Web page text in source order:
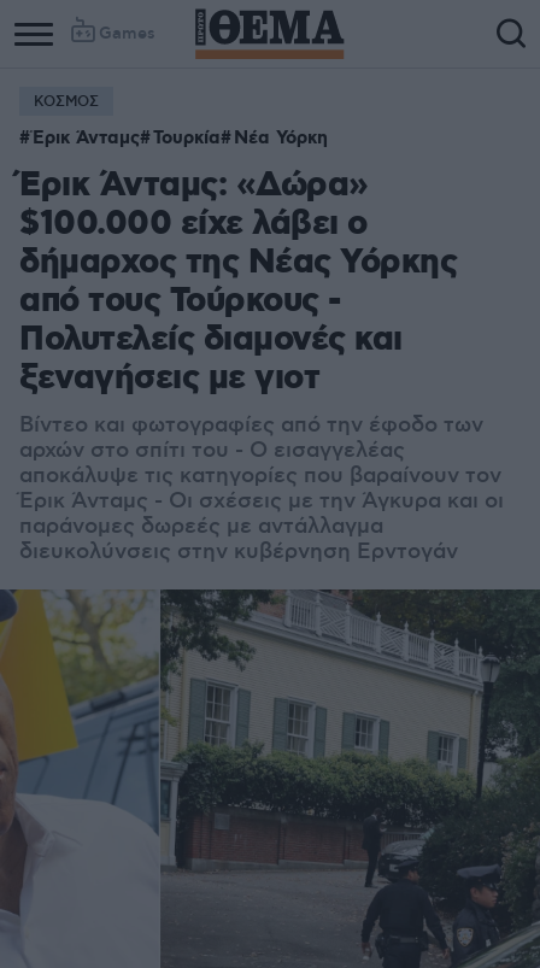
Games
Column
1
Column
2
ΚΟΣΜΟΣ
Έρικ Άνταμς Τουρκία Νέα Υόρκη
Έρικ Άνταμς: «Δώρα»
$100.000 είχε λάβει ο
δήμαρχος της Νέας Υόρκης
από τους Τούρκους -
Πολυτελείς διαμονές και
ξεναγήσεις με γιοτ
Βίντεο και φωτογραφίες από την έφοδο των
αρχών στο σπίτι του - Ο εισαγγελέας
αποκάλυψε τις κατηγορίες που βαραίνουν τον
Έρικ Άνταμς - Οι σχέσεις με την Άγκυρα και οι
παράνομες δωρεές με αντάλλαγμα
διευκολύνσεις στην κυβέρνηση Ερντογάν